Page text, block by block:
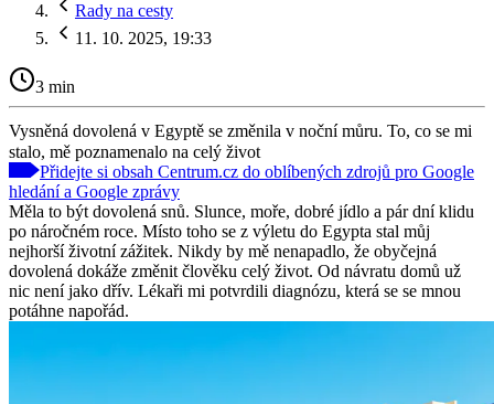
Rady na cesty
11. 10. 2025, 19:33
3 min
Vysněná dovolená v Egyptě se změnila v noční můru. To, co se mi
stalo, mě poznamenalo na celý život
Přidejte si obsah Centrum.cz do oblíbených zdrojů pro Google
hledání a Google zprávy
Měla to být dovolená snů. Slunce, moře, dobré jídlo a pár dní klidu
po náročném roce. Místo toho se z výletu do Egypta stal můj
nejhorší životní zážitek. Nikdy by mě nenapadlo, že obyčejná
dovolená dokáže změnit člověku celý život. Od návratu domů už
nic není jako dřív. Lékaři mi potvrdili diagnózu, která se se mnou
potáhne napořád.